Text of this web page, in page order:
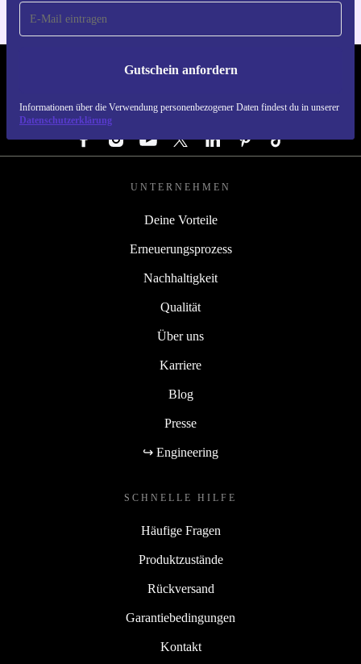
Gutschein anfordern
Informationen über die Verwendung personenbezogener Daten findest du in unserer
Datenschutzerklärung
REFURBED DEUTSCHLAND - RETHINK NEW.
FOLGE UNS
UNTERNEHMEN
Deine Vorteile
Erneuerungsprozess
Nachhaltigkeit
Qualität
Über uns
Karriere
Blog
Presse
↪ Engineering
SCHNELLE HILFE
Häufige Fragen
Produktzustände
Rückversand
Garantiebedingungen
Kontakt